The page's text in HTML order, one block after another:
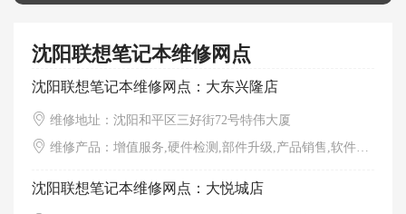
沈阳联想笔记本维修网点
沈阳联想笔记本维修网点：大东兴隆店
维修地址：沈阳和平区三好街72号特伟大厦
维修产品：增值服务,硬件检测,部件升级,产品销售,软件调试,外观清洁
沈阳联想笔记本维修网点：大悦城店